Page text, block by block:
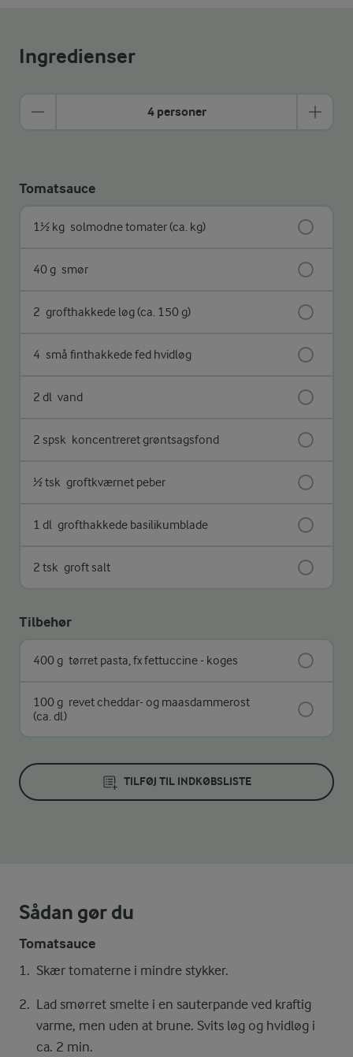
Ingredienser
4 personer
Tomatsauce
1½ kg solmodne tomater (ca. kg)
40 g smør
2 grofthakkede løg (ca. 150 g)
4 små finthakkede fed hvidløg
2 dl vand
2 spsk koncentreret grøntsagsfond
½ tsk groftkværnet peber
1 dl grofthakkede basilikumblade
2 tsk groft salt
Tilbehør
400 g tørret pasta, fx fettuccine - koges
100 g revet cheddar- og maasdammerost
(ca. dl)
TILFØJ TIL INDKØBSLISTE
Sådan gør du
Tomatsauce
Skær tomaterne i mindre stykker.
Lad smørret smelte i en sauterpande ved kraftig
varme, men uden at brune. Svits løg og hvidløg i
ca. 2 min.